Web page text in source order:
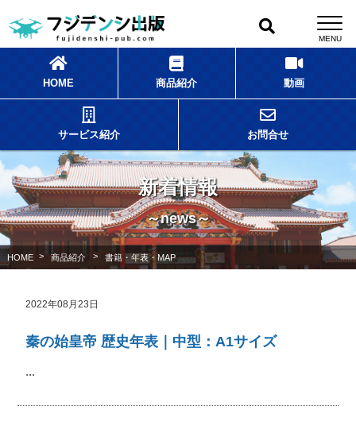
HOME 商品紹介 動画
サービス紹介 お問合せ
新着情報
～news～
HOME > 商品紹介 > 書籍・年表・MAP
2022年08月23日
秦の始皇帝 歴史年表｜中型：A1サイズ
...